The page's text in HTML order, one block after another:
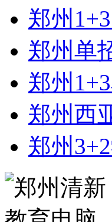
郑州
郑州单
郑州
郑州西
郑州